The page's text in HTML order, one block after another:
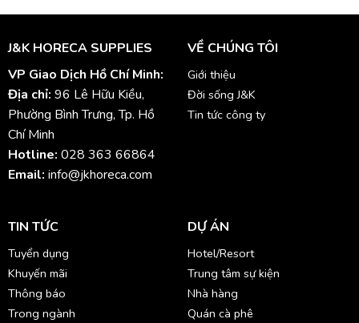
J&K HORECA SUPPLIES
VP Giao Dịch Hồ Chí Minh:
Địa chỉ: 96 Lê Hữu Kiều,
Phường Bình Trưng, Tp. Hồ
Chí Minh
Hotline: 028 363 66864
Email: info@jkhoreca.com
VỀ CHÚNG TÔI
Giới thiệu
Đời sống J&K
Tin tức công ty
TIN TỨC
Tuyển dụng
Khuyến mãi
Thông báo
Trong ngành
DỰ ÁN
Hotel/Resort
Trung tâm sự kiện
Nhà hàng
Quán cà phê